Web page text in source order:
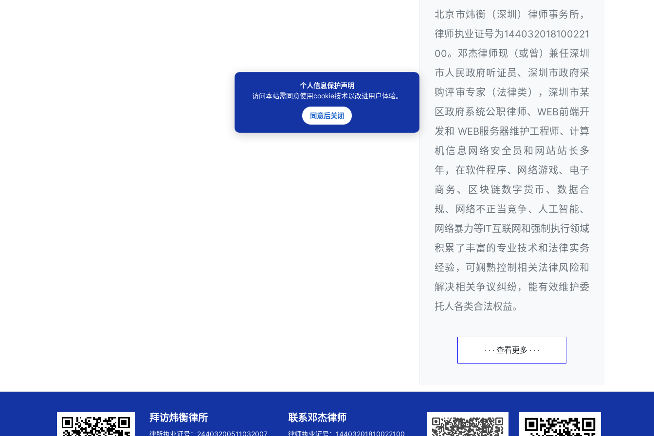
北京市炜衡（深圳）律师事务所，
律师执业证号为144032018100221
00。邓杰律师现（或曾）兼任深圳
市人民政府听证员、深圳市政府采
购评审专家（法律类），深圳市某
区政府系统公职律师、WEB前端开
发和 WEB服务器维护工程师、计算
机信息网络安全员和网站站长多
年，在软件程序、网络游戏、电子
商务、区块链数字货币、数据合
规、网络不正当竞争、人工智能、
网络暴力等IT互联网和强制执行领域
积累了丰富的专业技术和法律实务
经验，可娴熟控制相关法律风险和
解决相关争议纠纷，能有效维护委
托人各类合法权益。
· · · 查看更多 · · ·
拜访炜衡律所
律所执业证号：24403200511032007
联系邓杰律师
律师执业证号：14403201810022100
个人信息保护声明
访问本站需同意使用cookie技术以改进用户体验。
同意后关闭